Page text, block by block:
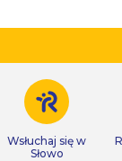
Wsłuchaj się w
Słowo